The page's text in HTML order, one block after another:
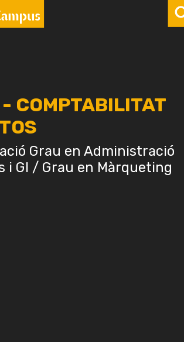
COMPTABILITAT
Grau en Administració
i GI / Grau en Màrqueting